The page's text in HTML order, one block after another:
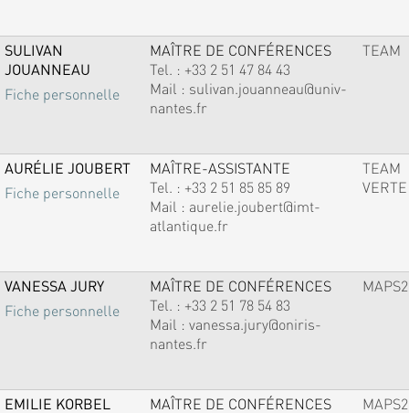
SULIVAN
JOUANNEAU
Fiche personnelle
MAÎTRE DE CONFÉRENCES
Tel. : +33 2 51 47 84 43
Mail : sulivan.jouanneau@univ-
nantes.fr
TEAM
AURÉLIE JOUBERT
Fiche personnelle
MAÎTRE-ASSISTANTE
Tel. : +33 2 51 85 85 89
Mail : aurelie.joubert@imt-
atlantique.fr
TEAM
VERTE
VANESSA JURY
Fiche personnelle
MAÎTRE DE CONFÉRENCES
Tel. : +33 2 51 78 54 83
Mail : vanessa.jury@oniris-
nantes.fr
MAPS2
EMILIE KORBEL MAÎTRE DE CONFÉRENCES MAPS2